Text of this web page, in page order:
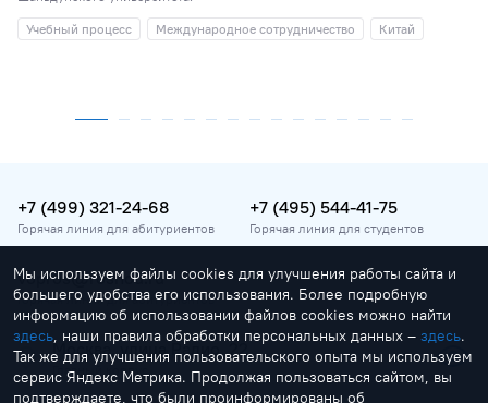
Учебный процесс
Международное сотрудничество Китай
+7 (499) 321-24-68
Горячая линия для абитуриентов
+7 (495) 544-41-75
Горячая линия для студентов
vopros@rosnou.ru
Горячая линия для абитуриентов
Москва, улица Радио, 22
Главный корпус
Мы используем файлы cookies для улучшения работы сайта и
большего удобства его использования. Более подробную
информацию об использовании файлов cookies можно найти
здесь, наши правила обработки персональных данных – здесь.
Так же для улучшения пользовательского опыта мы используем
сервис Яндекс Метрика. Продолжая пользоваться сайтом, вы
подтверждаете, что были проинформированы об